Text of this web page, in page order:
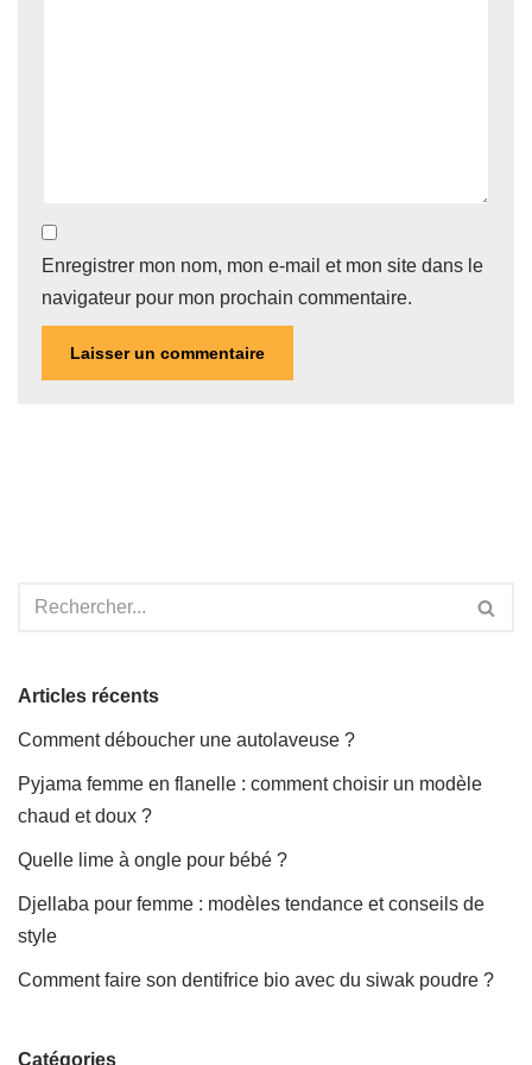
Enregistrer mon nom, mon e-mail et mon site dans le
navigateur pour mon prochain commentaire.
Articles récents
Comment déboucher une autolaveuse ?
Pyjama femme en flanelle : comment choisir un modèle
chaud et doux ?
Quelle lime à ongle pour bébé ?
Djellaba pour femme : modèles tendance et conseils de
style
Comment faire son dentifrice bio avec du siwak poudre ?
Catégories